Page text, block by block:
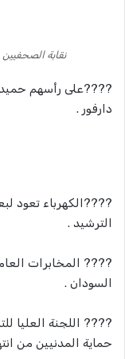
نقابة الصحفيين
????‬‏على رأسهم
دارفور .
????‬‏الكهرباء تعود
الترشيد .
????‬‏ المخابرات
السودان .
????‬‏ اللجنة العليا
حماية المدنيين من